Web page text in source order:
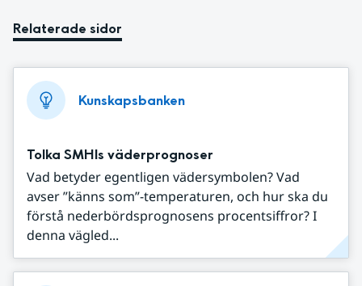
Relaterade sidor
Kunskapsbanken
Tolka SMHIs väderprognoser
Vad betyder egentligen vädersymbolen? Vad
avser ”känns som”-temperaturen, och hur ska du
förstå nederbördsprognosens procentsiffror? I
denna vägled...